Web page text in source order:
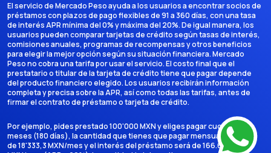
El servicio de Mercado Peso ayuda a los usuarios a encontrar socios de
préstamos con plazos de pago flexibles de 91 a 360 días, con una tasa
de interés APR mínima del 0% y máxima del 20%. De igual manera, los
usuarios pueden comparar tarjetas de crédito según tasas de interés,
comisiones anuales, programas de recompensas y otros beneficios
para elegir la mejor opción según su situación financiera. Mercado
Peso no cobra una tarifa por usar el servicio. El costo final que el
prestatario o titular de la tarjeta de crédito tiene que pagar depende
del producto financiero elegido. Los usuarios recibirán información
completa y precisa sobre la APR, así como todas las tarifas, antes de
firmar el contrato de préstamo o tarjeta de crédito.
Por ejemplo, pides prestado 100'000 MXN y eliges pagar cuotas en 6
meses (180 días), la cantidad que tienes que pagar mensualmente es
de 18'333,3 MXN/mes y el interés del préstamo será de 166.666,7